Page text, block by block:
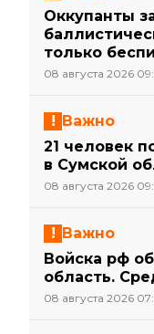
Оккупанты
только
08 августа 2026
Важно
21 человек
в Сумской
08 августа 2026
Важно
Войска рф
область.
08 августа 2026